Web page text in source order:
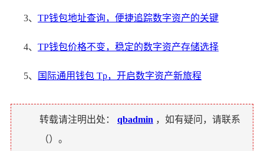
3、 TP钱包地址查询，便捷追踪数字资产的关键
4、 TP钱包价格不变，稳定的数字资产存储选择
5、 国际通用钱包 Tp，开启数字资产新旅程
转载请注明出处： qbadmin ，如有疑问，请联系
（）。